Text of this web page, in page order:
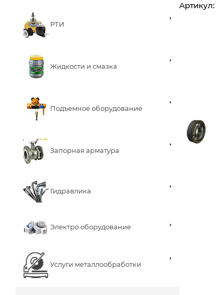
РТИ
Жидкости и смазка
Подъемное оборудование
Запорная арматура
Гидравлика
Электро оборудование
Услуги металлообработки
Артикул: